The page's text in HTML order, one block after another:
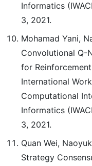
Informatics
3, 2021.
Mohamad Yani,
Convolutional Q-
for
International
Computational
Informatics
3, 2021.
Quan Wei,
Strategy